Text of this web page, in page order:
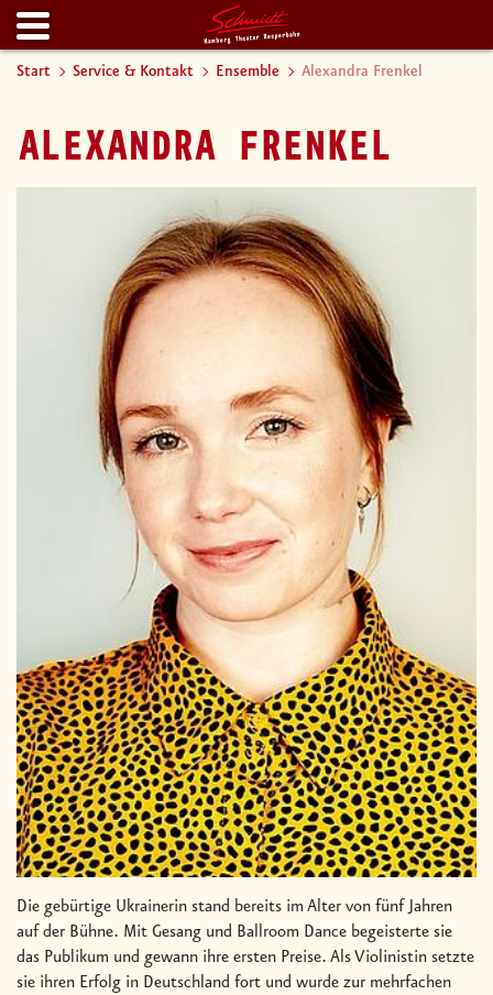
Start Service & Kontakt Ensemble Alexandra Frenkel
ALEXANDRA FRENKEL
Die gebürtige Ukrainerin stand bereits im Alter von fünf Jahren
auf der Bühne. Mit Gesang und Ballroom Dance begeisterte sie
das Publikum und gewann ihre ersten Preise. Als Violinistin setzte
sie ihren Erfolg in Deutschland fort und wurde zur mehrfachen